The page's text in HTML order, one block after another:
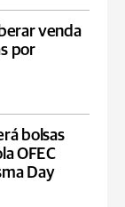
venda
por
bolsas
OFEC
Day